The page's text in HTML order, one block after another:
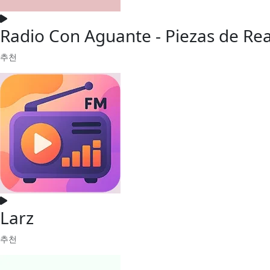
Radio Con Aguante - Piezas de
추천
Larz
추천